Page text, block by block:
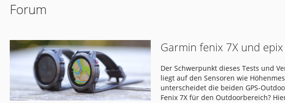
Forum
Garmin fenix 7X und
Der Schwerpunkt dieses Tests und
liegt auf den Sensoren wie
unterscheidet die beiden GPS-
Fenix 7X für den Outdoorbereich?